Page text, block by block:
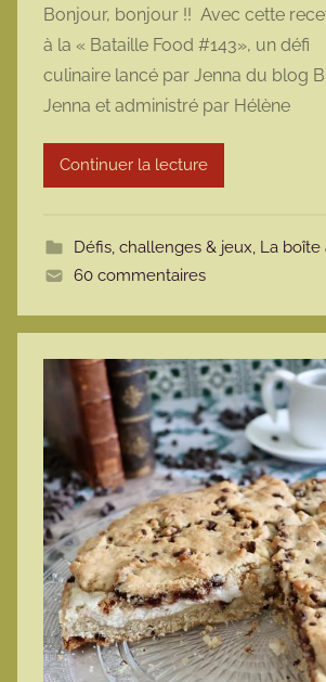
r
m
a
r
e
Bonjour, bonjour !! Avec cette
à la « Bataille Food #143», un défi
culinaire lancé par Jenna du blog
Jenna et administré par Hélène
Continuer la lecture
Défis, challenges & jeux, La boîte
60 commentaires